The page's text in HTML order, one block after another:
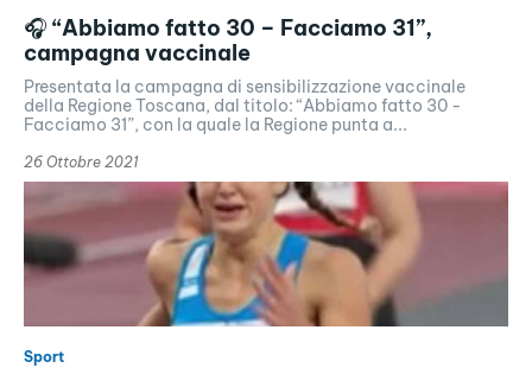
🎧 “Abbiamo fatto 30 – Facciamo 31”,
campagna vaccinale
Presentata la campagna di sensibilizzazione vaccinale
della Regione Toscana, dal titolo: “Abbiamo fatto 30 -
Facciamo 31”, con la quale la Regione punta a...
26 Ottobre 2021
Sport